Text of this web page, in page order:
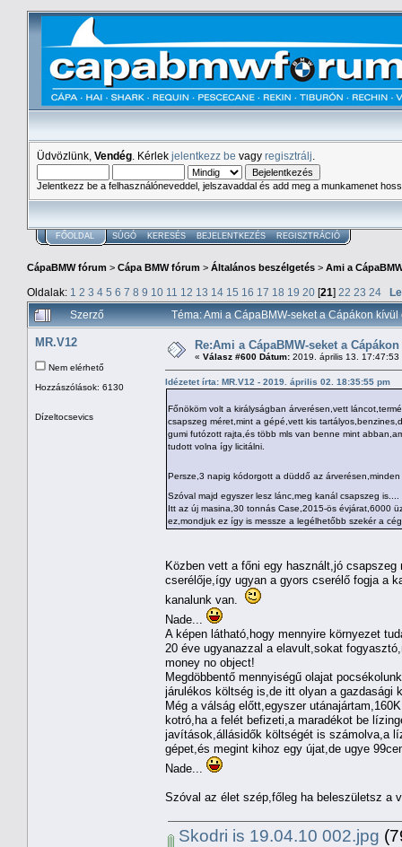
Üdvözlünk, Vendég . Kérlek jelentkezz be vagy regisztrálj
Jelentkezz be a felhasználóneveddel, jelszavaddal és add meg a munkamenet
FŐOLDAL SÚGÓ KERESÉS BEJELENTKEZÉS REGISZTRÁCIÓ
CápaBMW fórum > Cápa BMW fórum > Általános beszélgetés > Ami a
Oldalak: 1 2 3 4 5 6 7 8 9 10 11 12 13 14 15 16 17 18 19 20 [21] 22 23 24
Le
Szerző
Téma: Ami a CápaBMW-seket a Cápákon
MR.V12
Nem elérhető
Hozzászólások: 6130
Dízeltocsevics
Re:Ami a CápaBMW-seket a
« Válasz #600 Dátum: 2019. április 13. 17:47:53
Idézetet írta: MR.V12 - 2019. április 02. 18:35:55 pm
Főnököm volt a királyságban árverésen,vett
csapszeg méret,mint a gépé,vett kis
gumi futózott rajta,és több mls van benne mint
tudott volna így licitálni.
Persze,3 napig kódorgott a düddő az
Szóval majd egyszer lesz lánc,meg kanál csapszeg is....
Itt az új masina,30 tonnás Case,2015-ös évjárat,6000
ez,mondjuk ez így is messze a legélhetőbb szekér a
Közben vett a főni egy használt,jó
cserélője,így ugyan a gyors cserélő fogja a
kanalunk van.
Nade...
A képen látható,hogy mennyire környezet
20 éve ugyanazzal a elavult,sokat
money no object!
Megdöbbentő mennyiségű olajat
járulékos költség is,de itt olyan a gazdasági
Még a válság előtt,egyszer
kotró,ha a felét befizeti,a maradékot be
javítások,állásidők költségét is számolva,a
gépet,és megint kihoz egy újat,de ugye
Nade...
Szóval az élet szép,főleg ha beleszületsz a
Skodri is 19.04.10 002.jpg